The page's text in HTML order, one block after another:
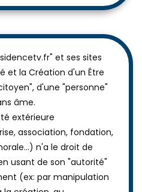
et ses sites
et la Création d'un Être
d'une "personne"
âme.
extérieure
association, fondation,
n'a le droit de
usant de son "autorité"
(ex: par manipulation